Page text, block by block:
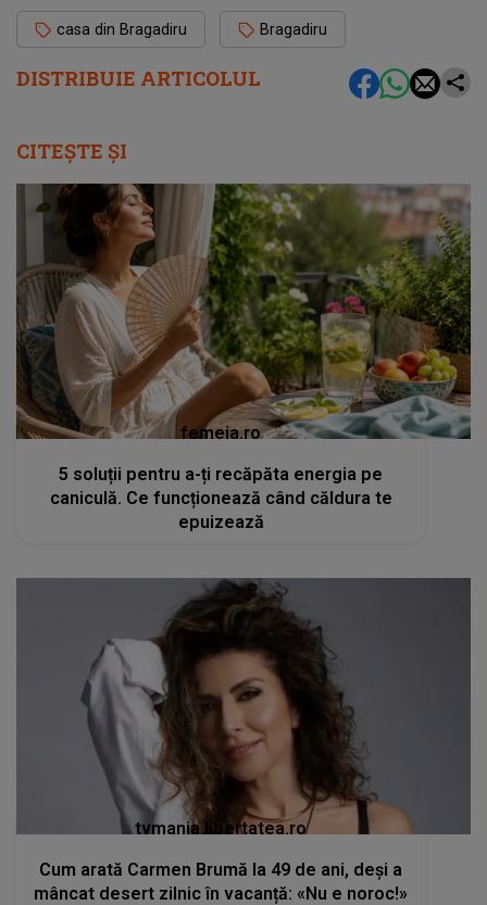
DISTRIBUIE ARTICOLUL
casa din Bragadiru Bragadiru
CITEȘTE ȘI
femeia.ro
5 soluții pentru a-ți recăpăta energia pe
caniculă. Ce funcționează când căldura te
epuizează
tvmania.libertatea.ro
Cum arată Carmen Brumă la 49 de ani, deși a
mâncat desert zilnic în vacanță: «Nu e noroc!»